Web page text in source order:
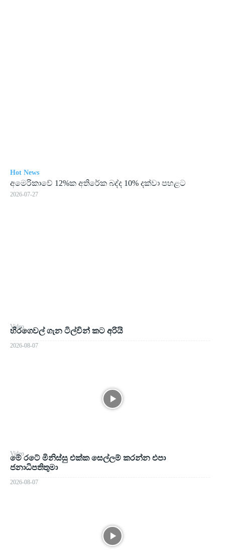
Video
හිරගෙවල් ගැන ටිල්වින් කට අරියි
2026-08-07
Video
මේ රටේ මිනිස්සු එක්ක සෙල්ලම් කරන්න එපා
ජනාධිපතිතුමා
2026-08-07
Hot News
අමෙ­රි­කාවේ 12%ක අති­රේක බද්ද 10% දක්වා පහ­ළට
2026-07-27